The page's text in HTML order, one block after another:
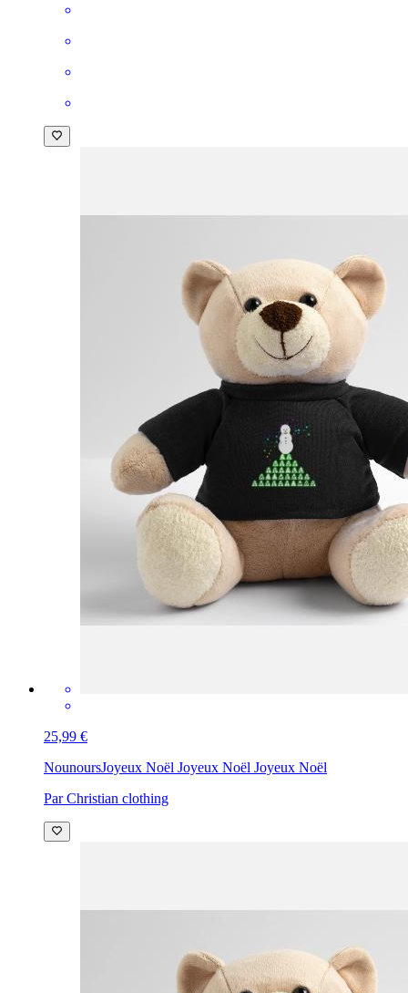
25,99 €
NounoursJoyeux Noël Joyeux Noël Joyeux Noël
Par Christian clothing